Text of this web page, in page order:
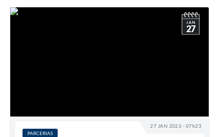
27 JAN 2023 - 07h23
JAN
27
PARCERIAS